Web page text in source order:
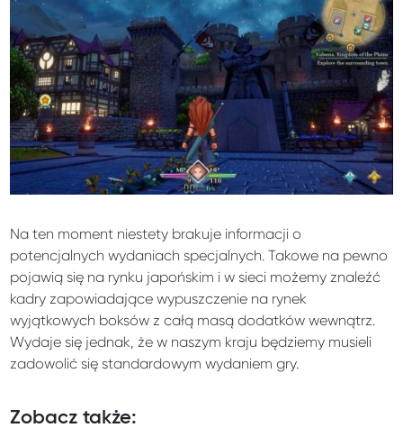
Na ten moment niestety brakuje informacji o
potencjalnych wydaniach specjalnych. Takowe na pewno
pojawią się na rynku japońskim i w sieci możemy znaleźć
kadry zapowiadające wypuszczenie na rynek
wyjątkowych boksów z całą masą dodatków wewnątrz.
Wydaje się jednak, że w naszym kraju będziemy musieli
zadowolić się standardowym wydaniem gry.
Zobacz także: